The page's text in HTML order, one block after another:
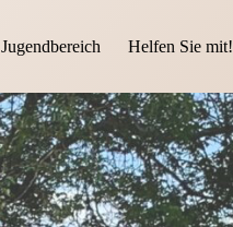
Jugendbereich Helfen Sie mit!